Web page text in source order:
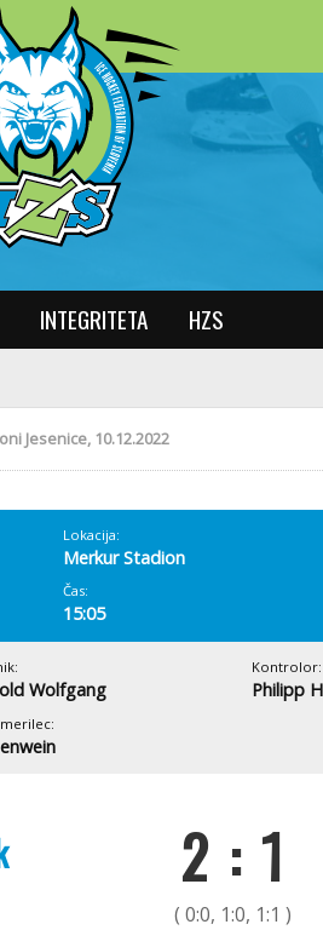
INTEGRITETA HZS
Jesenice, 10.12.2022
Lokacija:
Merkur Stadion
Čas:
15:05
Wolfgang
Kontrolor:
Philipp
2 : 1
( 0:0, 1:0, 1:1 )